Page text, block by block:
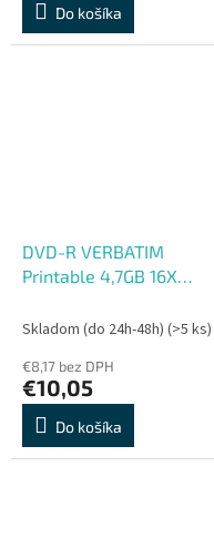
Do košíka
DVD-R VERBATIM
Printable 4,7GB 16X
Skladom (do 24h-48h) (>5 ks)
€8,17 bez DPH
€10,05
Do košíka